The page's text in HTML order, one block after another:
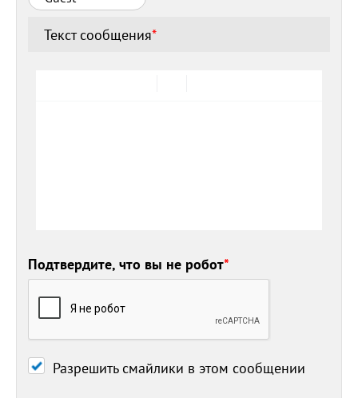
Текст сообщения*
Подтвердите, что вы не робот*
Разрешить смайлики в этом сообщении